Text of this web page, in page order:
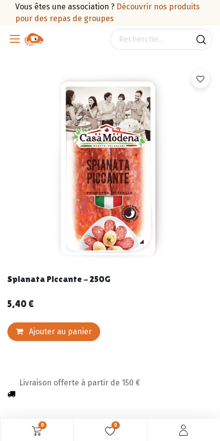
0 0
Vous êtes une association ? Découvrir nos produits
pour des repas de groupes
Spianata Piccante - 250G
5,40 €
Ajouter au panier
Livraison offerte à partir de 150 €